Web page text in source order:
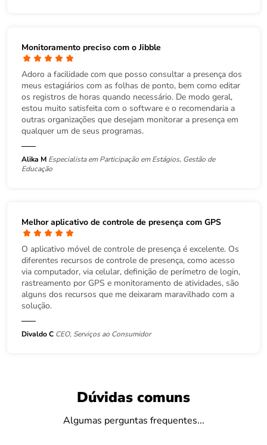
Monitoramento preciso com o Jibble
Adoro a facilidade com que posso consultar a presença dos
meus estagiários com as folhas de ponto, bem como editar
os registros de horas quando necessário. De modo geral,
estou muito satisfeita com o software e o recomendaria a
outras organizações que desejam monitorar a presença em
qualquer um de seus programas.
Alika M Especialista em Participação em Estágios, Gestão de
Educação
Melhor aplicativo de controle de presença com GPS
O aplicativo móvel de controle de presença é excelente. Os
diferentes recursos de controle de presença, como acesso
via computador, via celular, definição de perímetro de login,
rastreamento por GPS e monitoramento de atividades, são
alguns dos recursos que me deixaram maravilhado com a
solução.
Divaldo C CEO, Serviços ao Consumidor
Dúvidas comuns
Algumas perguntas frequentes...